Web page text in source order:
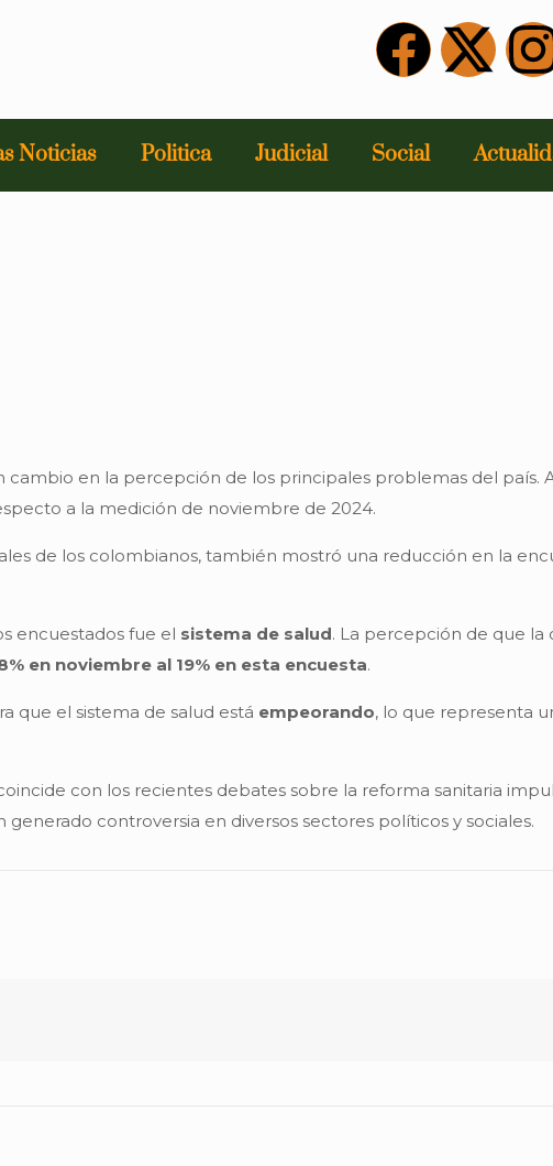
Noticias Politica Judicial Social
cambio en la percepción de los principales problemas del país.
a la medición de noviembre de 2024.
de los colombianos, también mostró una reducción en la
encuestados fue el sistema de salud. La percepción de que la
en noviembre al 19% en esta encuesta.
que el sistema de salud está empeorando, lo que representa
con los recientes debates sobre la reforma sanitaria
controversia en diversos sectores políticos y sociales.